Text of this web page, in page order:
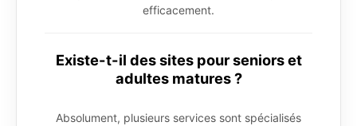
efficacement.
Existe-t-il des sites pour seniors et
adultes matures ?
Absolument, plusieurs services sont spécialisés